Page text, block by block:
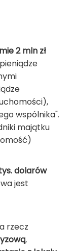
2 mln zł
wspólnika".
majątku
dolarów
jest
rzecz
,